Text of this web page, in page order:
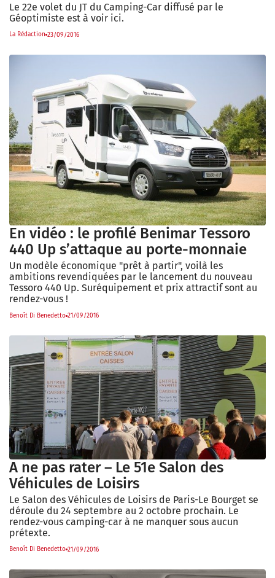
Le 22e volet du JT du Camping-Car diffusé par le
Géoptimiste est à voir ici.
La Rédaction 23/09/2016
En vidéo : le profilé Benimar Tessoro
440 Up s’attaque au porte-monnaie
Un modèle économique "prêt à partir", voilà les
ambitions revendiquées par le lancement du nouveau
Tessoro 440 Up. Suréquipement et prix attractif sont au
rendez-vous !
Benoît Di Benedetto 21/09/2016
A ne pas rater – Le 51e Salon des
Véhicules de Loisirs
Le Salon des Véhicules de Loisirs de Paris-Le Bourget se
déroule du 24 septembre au 2 octobre prochain. Le
rendez-vous camping-car à ne manquer sous aucun
prétexte.
Benoît Di Benedetto 21/09/2016